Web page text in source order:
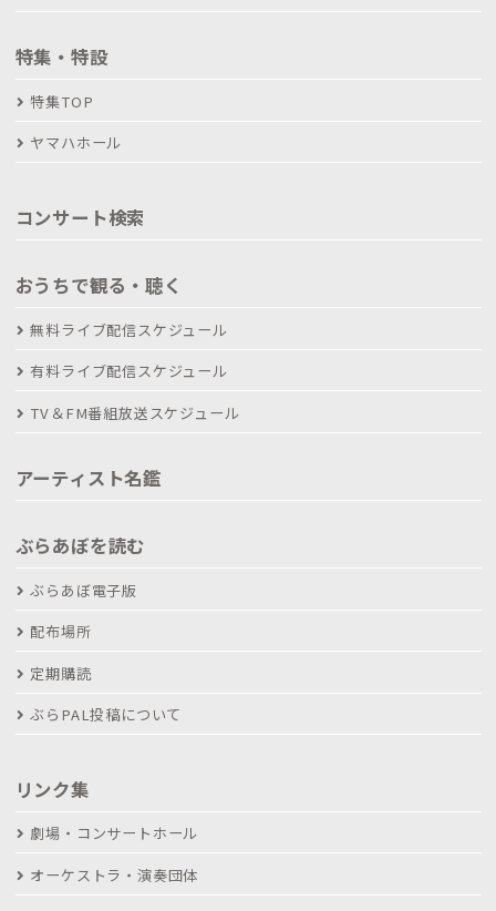
特集・特設
特集TOP
ヤマハホール
コンサート検索
おうちで観る・聴く
無料ライブ配信スケジュール
有料ライブ配信スケジュール
TV＆FM番組放送スケジュール
アーティスト名鑑
ぶらあぼを読む
ぶらあぼ電子版
配布場所
定期購読
ぶらPAL投稿について
リンク集
劇場・コンサートホール
オーケストラ・演奏団体